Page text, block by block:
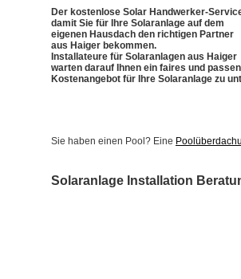
Der kostenlose Solar Handwerker-
damit Sie für Ihre Solaranlage auf dem
eigenen Hausdach den richtigen Partner
aus Haiger bekommen.
Installateure für Solaranlagen aus Haiger
warten darauf Ihnen ein faires und
Kostenangebot für Ihre Solaranlage zu
Sie haben einen Pool? Eine
Solaranlage Installation